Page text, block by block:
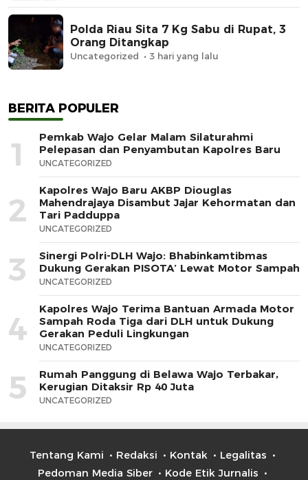
Polda Riau Sita 7 Kg Sabu di Rupat, 3
Orang Ditangkap
Uncategorized 3 hari yang lalu
BERITA POPULER
1
Pemkab Wajo Gelar Malam Silaturahmi
Pelepasan dan Penyambutan Kapolres Baru
UNCATEGORIZED
2
Kapolres Wajo Baru AKBP Diouglas
Mahendrajaya Disambut Jajar Kehormatan dan
Tari Padduppa
UNCATEGORIZED
3
Sinergi Polri-DLH Wajo: Bhabinkamtibmas
Dukung Gerakan PISOTA’ Lewat Motor Sampah
UNCATEGORIZED
4
Kapolres Wajo Terima Bantuan Armada Motor
Sampah Roda Tiga dari DLH untuk Dukung
Gerakan Peduli Lingkungan
UNCATEGORIZED
5
Rumah Panggung di Belawa Wajo Terbakar,
Kerugian Ditaksir Rp 40 Juta
UNCATEGORIZED
Tentang Kami Redaksi Kontak
Legalitas
Pedoman Media Siber
Kode Etik Jurnalis